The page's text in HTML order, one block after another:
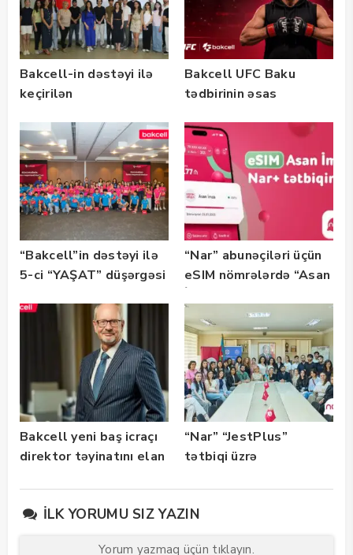
Bakcell-in dəstəyi ilə
keçirilən
Bootcamp” başladı
Bakcell UFC Baku
tədbirinin əsas
“Bakcell”in dəstəyi ilə
5-ci “YAŞAT” düşərgəsi
“Nar” abunəçiləri üçün
eSIM nömrələrdə “Asan
istifadəyə verildi
Bakcell yeni baş icraçı
direktor təyinatını elan
“Nar” “JestPlus”
tətbiqi üzrə
İLK YORUMU SIZ YAZIN
Yorum yazmaq üçün tıklayın.